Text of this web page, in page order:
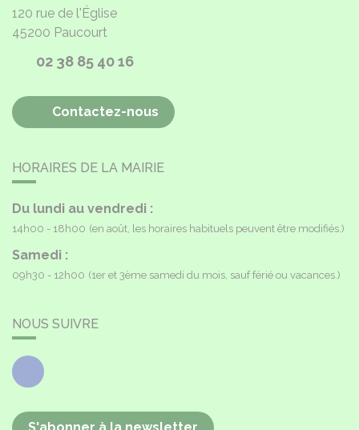
120 rue de l'Église
45200 Paucourt
02 38 85 40 16
Contactez-nous
HORAIRES DE LA MAIRIE
Du lundi au vendredi :
14h00 - 18h00 (en août, les horaires habituels peuvent être modifiés.)
Samedi :
09h30 - 12h00 (1er et 3ème samedi du mois, sauf férié ou vacances.)
NOUS SUIVRE
Facebook